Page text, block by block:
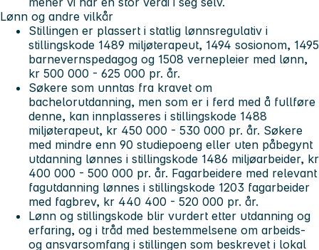
Lønn og andre vilkår
Stillingen er plassert i statlig lønnsregulativ i
stillingskode 1489 miljøterapeut, 1494 sosionom, 1495
barnevernspedagog og 1508 vernepleier med lønn,
kr 500 000 - 625 000 pr. år.
Søkere som unntas fra kravet om
bachelorutdanning, men som er i ferd med å fullføre
denne, kan innplasseres i stillingskode 1488
miljøterapeut, kr 450 000 - 530 000 pr. år. Søkere
med mindre enn 90 studiepoeng eller uten påbegynt
utdanning lønnes i stillingskode 1486 miljøarbeider, kr
400 000 - 500 000 pr. år. Fagarbeidere med relevant
fagutdanning lønnes i stillingskode 1203 fagarbeider
med fagbrev, kr 440 400 - 520 000 pr. år.
Lønn og stillingskode blir vurdert etter utdanning og
erfaring, og i tråd med bestemmelsene om arbeids-
og ansvarsomfang i stillingen som beskrevet i lokal